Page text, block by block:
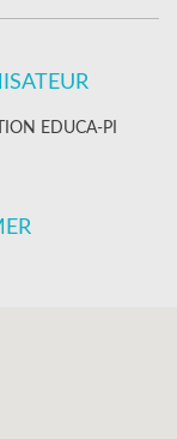
EDUCA-PI